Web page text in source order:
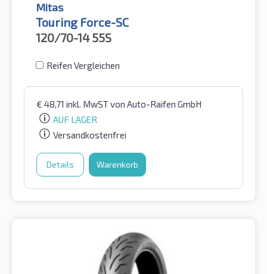
Mitas
Touring Force-SC
120/70-14 55S
Reifen Vergleichen
€ 48,71 inkl. MwSTvon Auto-Raifen GmbH
AUF LAGER
Versandkostenfrei
Details Warenkorb